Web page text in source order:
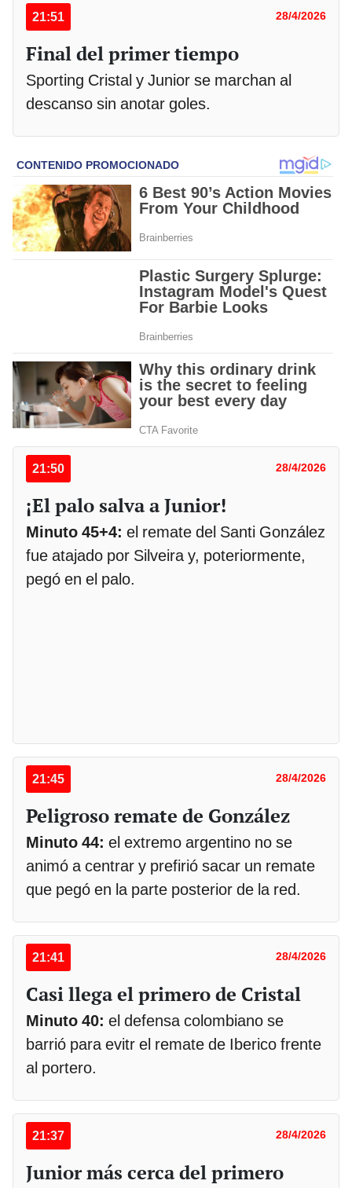
21:51 28/4/2026
Final del primer tiempo
Sporting Cristal y Junior se marchan al
descanso sin anotar goles.
21:50 28/4/2026
¡El palo salva a Junior!
Minuto 45+4: el remate del Santi González
fue atajado por Silveira y, poteriormente,
pegó en el palo.
21:45 28/4/2026
Peligroso remate de González
Minuto 44: el extremo argentino no se
animó a centrar y prefirió sacar un remate
que pegó en la parte posterior de la red.
21:41 28/4/2026
Casi llega el primero de Cristal
Minuto 40: el defensa colombiano se
barrió para evitr el remate de Iberico frente
al portero.
21:37 28/4/2026
Junior más cerca del primero